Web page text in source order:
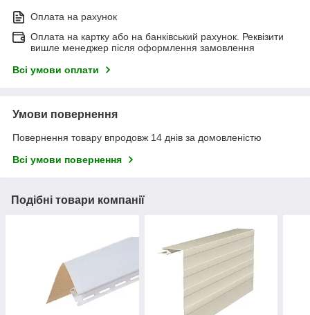
Оплата на рахунок
Оплата на картку або на банківський рахунок. Реквізити
вишле менеджер після оформлення замовлення
Всі умови оплати
Умови повернення
Повернення товару впродовж 14 днів за домовленістю
Всі умови повернення
Подібні товари компанії